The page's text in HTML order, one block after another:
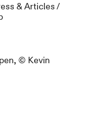
& Articles/
© Kevin